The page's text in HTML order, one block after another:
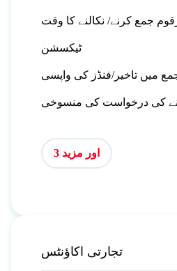
جمع کرنے/ نکالنے کا وقت
ٹیکسشن
میں تاخیر/فنڈز کی واپسی
کی درخواست کی منسوخی
اور مزید 3
تجارتی اکاؤنٹس